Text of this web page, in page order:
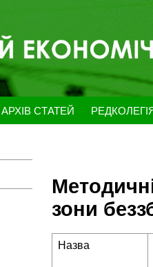
АРХІВ СТАТЕЙ
зони
Назва